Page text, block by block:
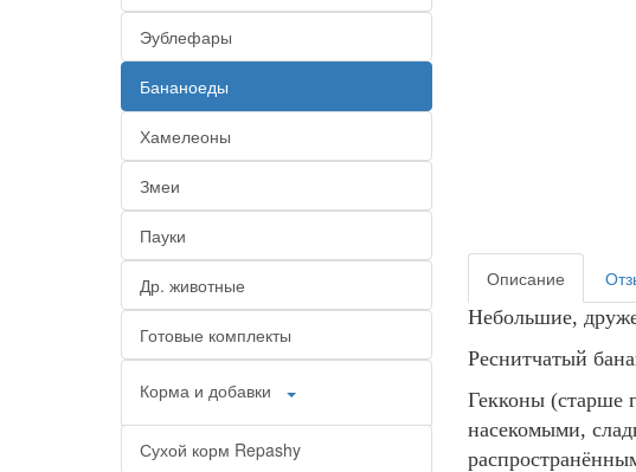
Эублефары
Бананоеды
Хамелеоны
Змеи
Пауки
Др. животные
Готовые комплекты
Корма и добавки
Сухой корм Repashy
Описание
Небольшие,
Реснитчатый
Гекконы (старше
насекомыми,